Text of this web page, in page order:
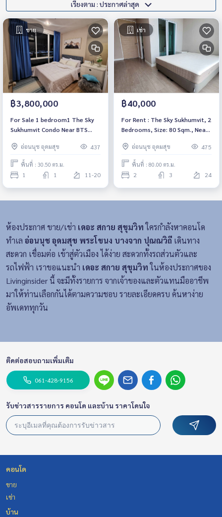
เรียงตาม : ประกาศล่าสุด
ขาย
฿3,800,000
For Sale 1 bedroom1 The Sky
Sukhumvit Condo Near BTS
to move in
อ่อนนุช อุดมสุข 437
พื้นที่ : 30.50 ตร.ม.
1 1 11-20
เช่า
฿40,000
For Rent : The Sky Sukhumvit, 2
Bedrooms, Size: 80 Sqm., Near
โFully furnished, ready to move
.
อ่อนนุช อุดมสุข 475
พื้นที่ : 80.00 ตร.ม.
2 3 24
ห้องประกาศ ขาย/เช่า เดอะ สกาย สุขุมวิทใครกำลังหาคอนโด
ทำเล อ่อนนุช อุดมสุข พระโขนง บางจาก ปุณณวิถี เดินทาง
สะดวก เชื่อมต่อ เข้าสู่ตัวเมือง ได้ง่าย สะดวกทั้งรถส่วนตัวและ
รถไฟฟ้า เราขอแนะนำ เดอะ สกาย สุขุมวิทในห้องประกาศของ
Livinginsider นี้ จะมีทั้งรายการ จากเจ้าของและตัวแทนมืออาชีพ
มาให้ท่านเลือกกันได้ตามความชอบ รายละเอียดครบ ค้นหาง่าย
อัพเดททุกวัน
ติดต่อสอบถามเพิ่มเติม
061-428-9156
รับข่าวสารรายการ คอนโด และบ้าน ราคาโดนใจ
คอนโด
ขาย
เช่า
บ้าน